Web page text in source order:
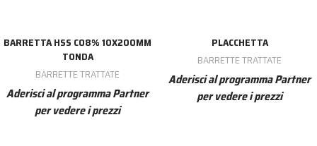
BARRETTA HSS CO8% 10X200MM
TONDA
BARRETTE TRATTATE
Aderisci al programma Partner
per vedere i prezzi
PLACCHETTA
BARRETTE TRATTATE
Aderisci al programma Partner
per vedere i prezzi